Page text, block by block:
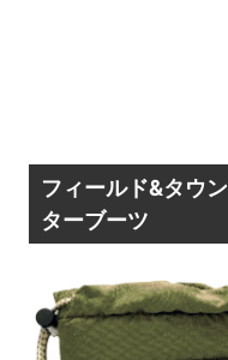
フィールド&タウ
ターブーツ